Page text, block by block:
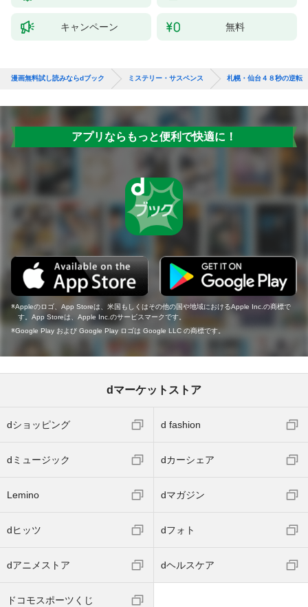
キャンペーン 無料
漫画無料試し読みならdブック ミステリー・サスペンス 札幌・仙台４８秒の逆転
アプリならもっと便利で快適に！
Appleのロゴ、App Storeは、米国もしくはその他の国や地域におけるApple Inc.の商標で
す。App Storeは、Apple Inc.のサービスマークです。
Google Play および Google Play ロゴは Google LLC の商標です。
dマーケットストア
dショッピング d fashion
dミュージック dカーシェア
Lemino dマガジン
dヒッツ dフォト
dアニメストア dヘルスケア
ドコモスポーツくじ